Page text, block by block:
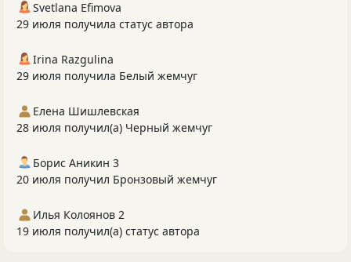
Svetlana Efimova
29 июля получила статус автора
Irina Razgulina
29 июля получила Белый жемчуг
Елена Шишлевская
28 июля получил(а) Черный жемчуг
Борис Аникин 3
20 июля получил Бронзовый жемчуг
Илья Колоянов 2
19 июля получил(а) статус автора